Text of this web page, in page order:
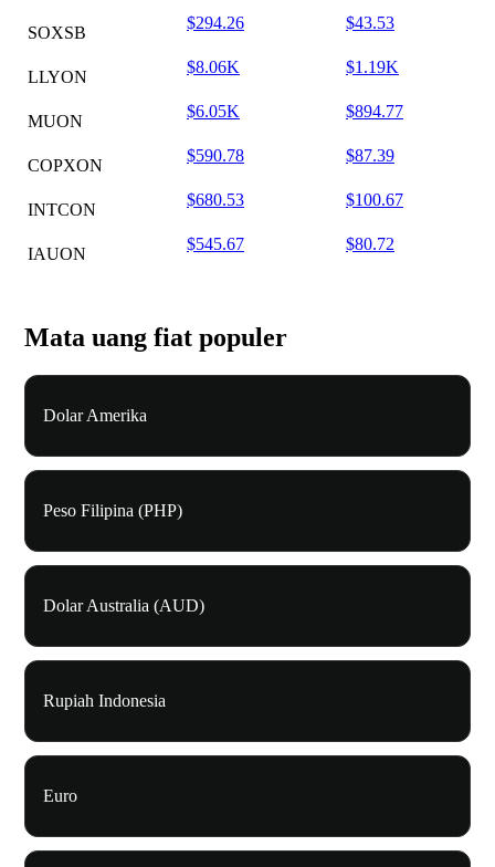
SOXSB
$294.26 $43.53
LLYON
$8.06K $1.19K
MUON
$6.05K $894.77
COPXON
$590.78 $87.39
INTCON
$680.53 $100.67
IAUON
$545.67 $80.72
Mata uang fiat populer
Dolar Amerika
Peso Filipina (PHP)
Dolar Australia (AUD)
Rupiah Indonesia
Euro